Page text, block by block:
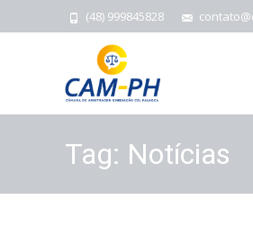
(48) 999845828
Tag: Notícias